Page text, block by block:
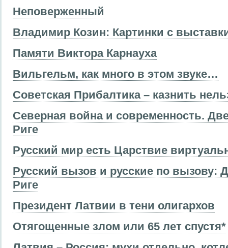
Неповерженный
Владимир Козин: Картинки с
Памяти Виктора Карнауха
Вильгельм, как много в этом звуке…
Советская Прибалтика – казнить
Северная война и современность.
Риге
Русский мир есть Царствие
Русский вызов и русские по вызову:
Риге
Президент Латвии в тени олигархов
Отягощенные злом или 65 лет спустя*